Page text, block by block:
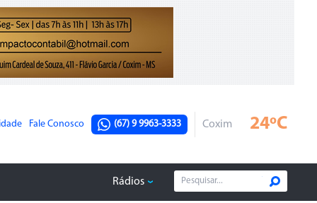
Fale Conosco (67) 9 9963-3333 Coxim 24ºC
Rádios